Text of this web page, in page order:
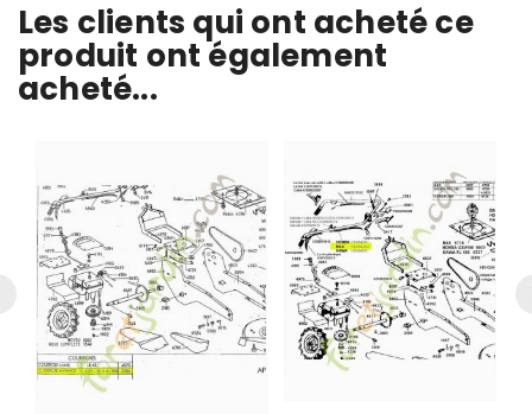
Les clients qui ont acheté ce
produit ont également
acheté...